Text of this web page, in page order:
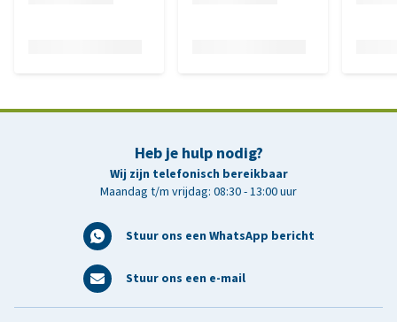
Heb je hulp nodig?
Wij zijn telefonisch bereikbaar
Maandag t/m vrijdag: 08:30 - 13:00 uur
Stuur ons een WhatsApp bericht
Stuur ons een e-mail